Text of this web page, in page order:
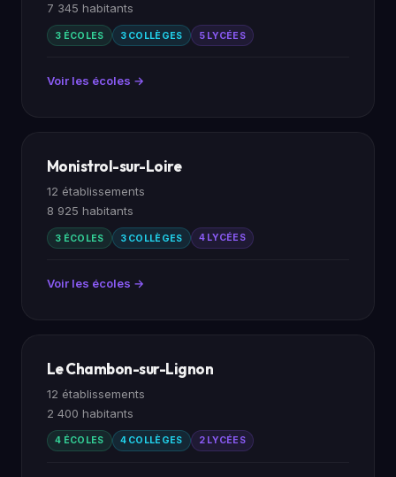
7 345 habitants
3 ÉCOLES 3 COLLÈGES 5 LYCÉES
Voir les écoles →
Monistrol-sur-Loire
12 établissements
8 925 habitants
3 ÉCOLES 3 COLLÈGES 4 LYCÉES
Voir les écoles →
Le Chambon-sur-Lignon
12 établissements
2 400 habitants
4 ÉCOLES 4 COLLÈGES 2 LYCÉES